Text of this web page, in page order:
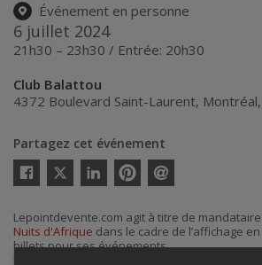
Événement en personne
6 juillet 2024
21h30 – 23h30 / Entrée: 20h30
Club Balattou
4372 Boulevard Saint-Laurent, Montréal,
Partagez cet événement
Twitter
courriel
Lepointdevente.com agit à titre de
Nuits d'Afrique dans le cadre de l’affichage
billets pour ses événements.